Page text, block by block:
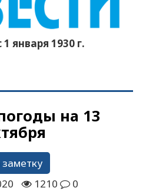
января 1930 г.
на 13
1210 0